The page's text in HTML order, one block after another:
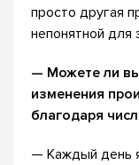
просто другая
непонятной для
— Можете ли
изменения
благодаря
— Каждый день